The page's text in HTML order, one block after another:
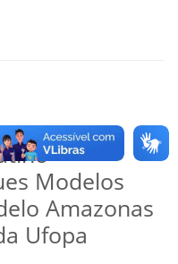
Modelos
Amazonas
Ufopa